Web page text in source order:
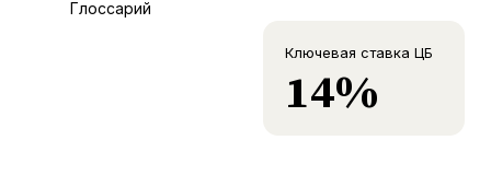
Глоссарий
Ключевая ставка ЦБ
14%